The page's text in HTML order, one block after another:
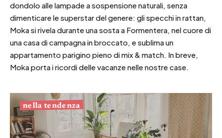
dondolo alle lampade a sospensione naturali, senza
dimenticare le superstar del genere: gli specchi in rattan,
Moka si rivela durante una sosta a Formentera, nel cuore di
una casa di campagna in broccato, e sublima un
appartamento parigino pieno di mix & match. In breve,
Moka porta i ricordi delle vacanze nelle nostre case.
nella tendenza